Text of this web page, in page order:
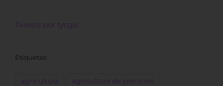
Tweets por tycgis
Etiquetas
agricultura agricultura de precisión